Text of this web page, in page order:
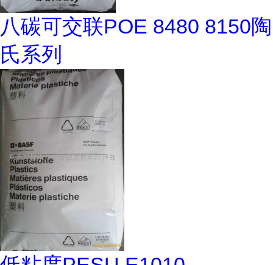
八碳可交联POE 8480 8150陶
氏系列